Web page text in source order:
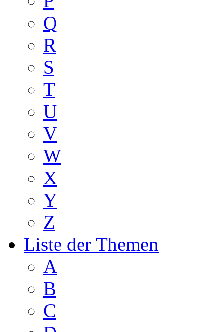
Q
R
S
T
U
V
W
X
Y
Z
Liste der Themen
A
B
C